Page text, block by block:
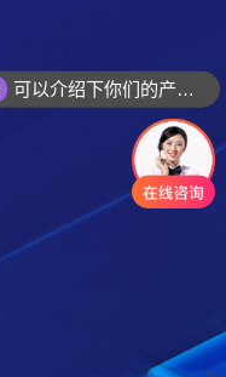
你们是怎么收费的呢